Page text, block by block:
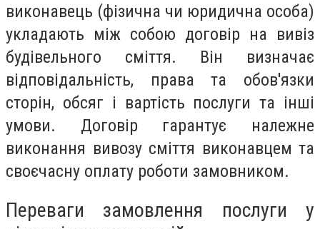
виконавець (фізична чи юридична особа)
укладають між собою договір на вивіз
будівельного сміття. Він визначає
відповідальність, права та обов'язки
сторін, обсяг і вартість послуги та інші
умови. Договір гарантує належне
виконання вивозу сміття виконавцем та
своєчасну оплату роботи замовником.
Переваги замовлення послуги у